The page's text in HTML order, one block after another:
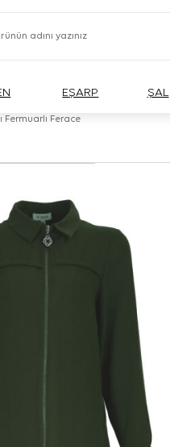
EŞARP ŞAL
Fermuarlı Ferace